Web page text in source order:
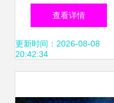
态与互联网数据服
务成竞争核心
查看详情
更新时间：2026-08-08
20:42:34